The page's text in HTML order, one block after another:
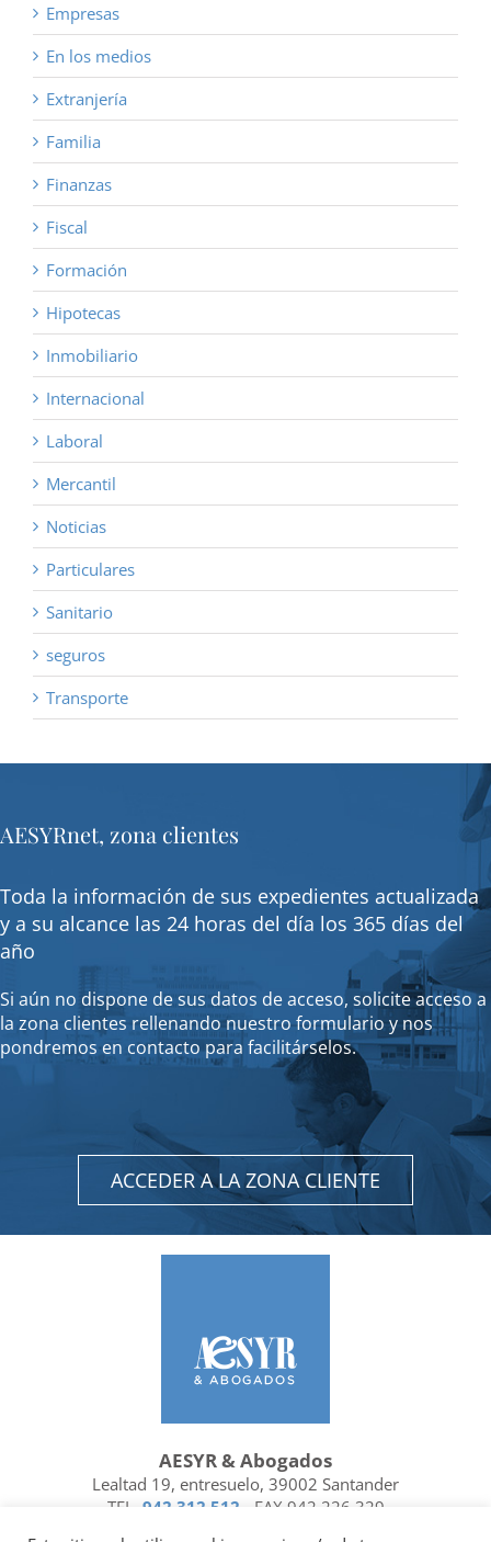
Empresas
En los medios
Extranjería
Familia
Finanzas
Fiscal
Formación
Hipotecas
Inmobiliario
Internacional
Laboral
Mercantil
Noticias
Particulares
Sanitario
seguros
Transporte
AESYRnet, zona clientes
Toda la información de sus expedientes actualizada
y a su alcance las 24 horas del día los 365 días del
año
Si aún no dispone de sus datos de acceso, solicite acceso a
la zona clientes rellenando nuestro formulario y nos
pondremos en contacto para facilitárselos.
ACCEDER A LA ZONA CLIENTE
AESYR & Abogados
Lealtad 19, entresuelo, 39002 Santander
TEL. 942 312 512 - FAX 942 226 329